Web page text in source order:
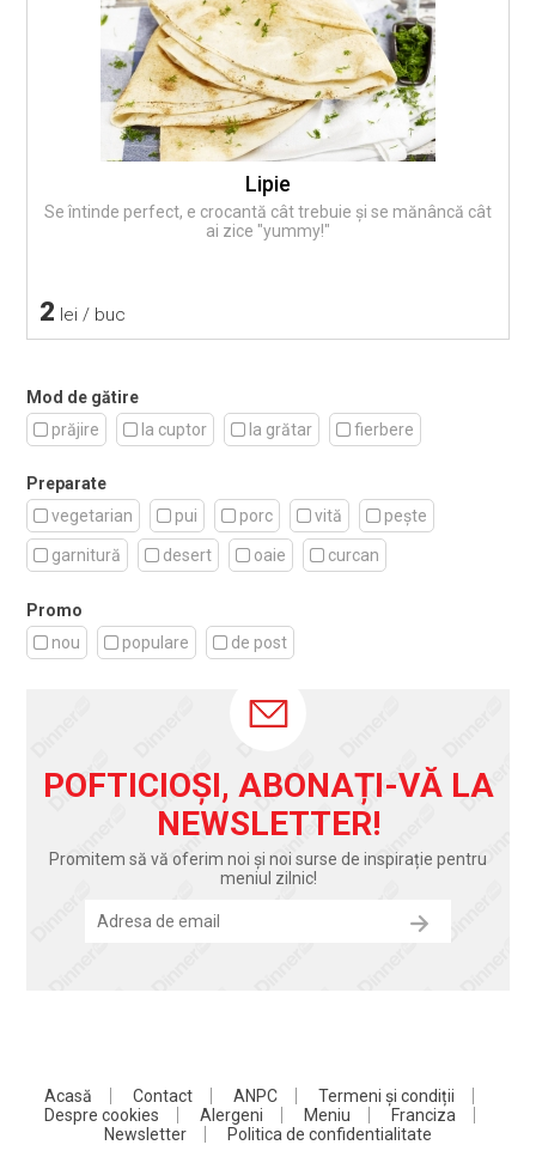
Lipie
Se întinde perfect, e crocantă cât trebuie și se mănâncă cât
ai zice "yummy!"
2 lei / buc
Mod de gătire
prăjire
la cuptor la grătar fierbere
Preparate
vegetarian
pui porc vită pește
garnitură desert oaie curcan
Promo
nou
populare de post
POFTICIOȘI, ABONAȚI-VĂ LA
NEWSLETTER!
Promitem să vă oferim noi și noi surse de inspirație pentru
meniul zilnic!
Acasă Contact ANPC
Termeni și condiții
Despre cookies
Alergeni Meniu
Franciza
Newsletter
Politica de confidentialitate